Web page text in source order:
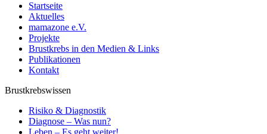
Startseite
Aktuelles
mamazone e.V.
Projekte
Brustkrebs in den Medien & Links
Publikationen
Kontakt
Brustkrebswissen
Risiko & Diagnostik
Diagnose – Was nun?